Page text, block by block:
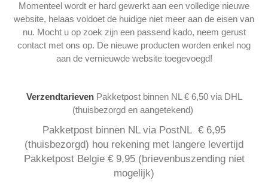
Momenteel wordt er hard gewerkt aan een volledige nieuwe
website, helaas voldoet de huidige niet meer aan de eisen van
nu. Mocht u op zoek zijn een passend kado, neem gerust
contact met ons op. De nieuwe producten worden enkel nog
aan de vernieuwde website toegevoegd!
Verzendtarieven Pakketpost binnen NL € 6,50 via DHL
(thuisbezorgd en aangetekend)
Pakketpost binnen NL via PostNL € 6,95
(thuisbezorgd) hou rekening met langere levertijd
Pakketpost Belgie € 9,95 (brievenbuszending niet
mogelijk)